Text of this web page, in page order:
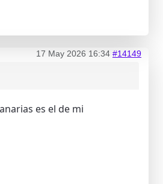
17 May 2026 16:34 #14149
es el de mi